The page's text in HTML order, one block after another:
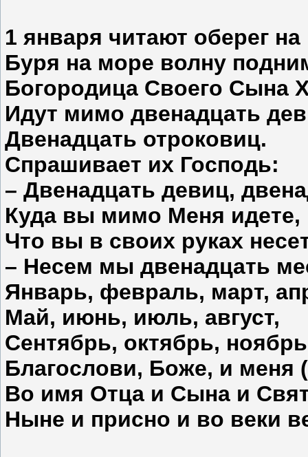
1 января читают оберег
Буря на море волну
Богородица Своего Сына
Идут мимо двенадцать
Двенадцать отроковиц.
Спрашивает их Господь:
– Двенадцать девиц,
Куда вы мимо Меня идете,
Что вы в своих руках
– Несем мы двенадцать
Январь, февраль, март,
Май, июнь, июль, август,
Сентябрь, октябрь,
Благослови, Боже, и меня
Во имя Отца и Сына и
Ныне и присно и во веки